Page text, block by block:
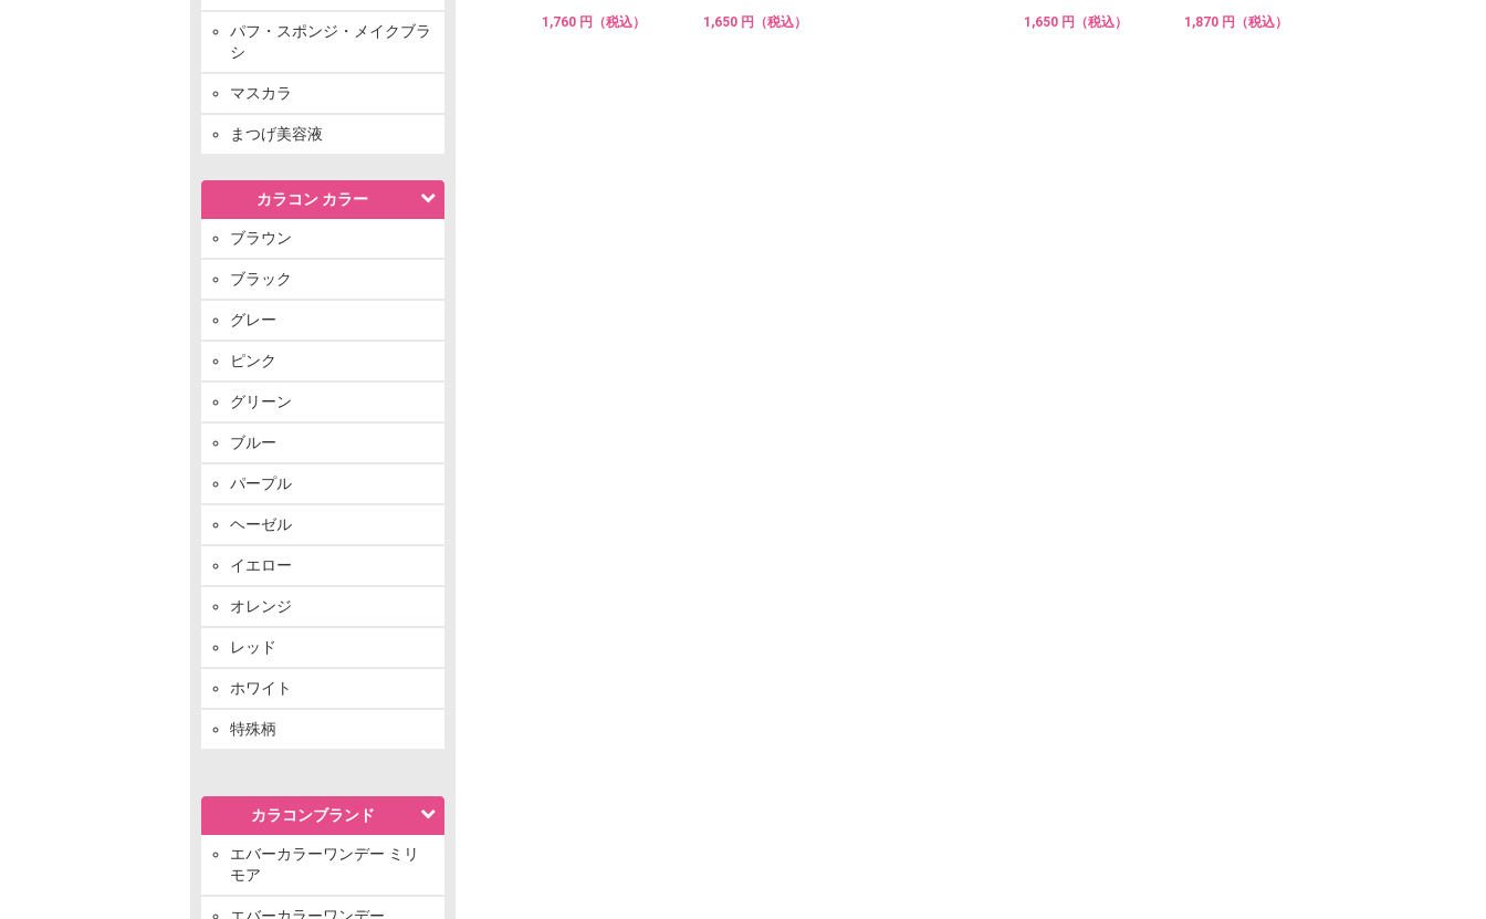
パフ・スポンジ・メイクブラ
シ
マスカラ
まつげ美容液
カラコン カラー
ブラウン
ブラック
グレー
ピンク
グリーン
ブルー
パープル
ヘーゼル
イエロー
オレンジ
レッド
ホワイト
特殊柄
カラコンブランド
エバーカラーワンデー ミリ
モア
エバーカラーワンデー
1,760 円（税込） 1,650 円（税込） 1,650 円（税込） 1,870 円（税込）